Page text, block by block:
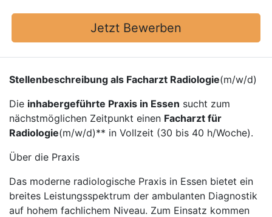
Jetzt Bewerben
Stellenbeschreibung als Facharzt Radiologie(m/w/d)
Die inhabergeführte Praxis in Essen sucht zum
nächstmöglichen Zeitpunkt einen Facharzt für
Radiologie(m/w/d)** in Vollzeit (30 bis 40 h/Woche).
Über die Praxis
Das moderne radiologische Praxis in Essen bietet ein
breites Leistungsspektrum der ambulanten Diagnostik
auf hohem fachlichem Niveau. Zum Einsatz kommen